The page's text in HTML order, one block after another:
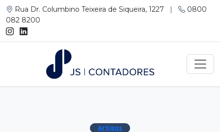
Rua Dr. Columbino Teixeira de Siqueira, 1227 |
0800
082 8200
Artigos